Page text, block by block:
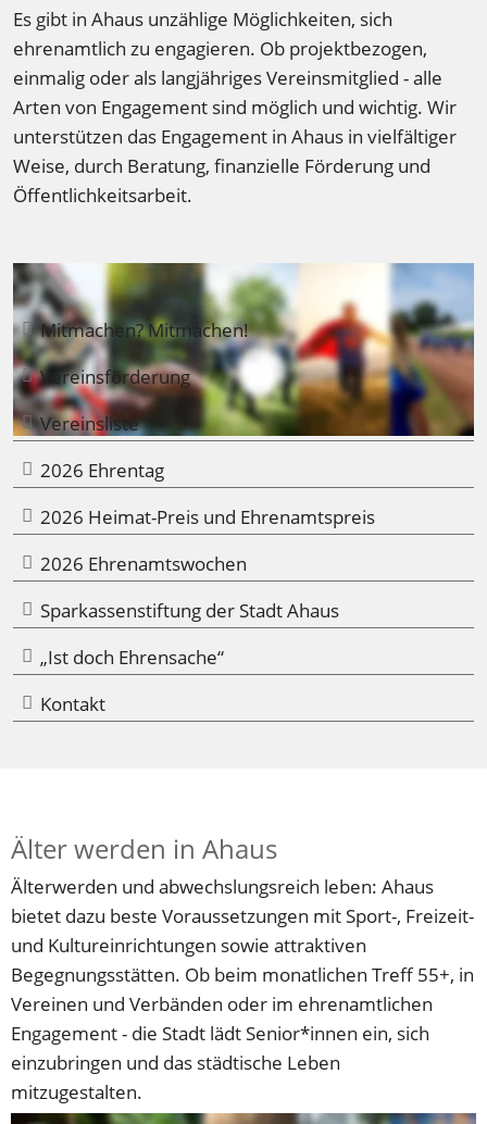
Es gibt in Ahaus unzählige Möglichkeiten, sich
ehrenamtlich zu engagieren. Ob projektbezogen,
einmalig oder als langjähriges Vereinsmitglied - alle
Arten von Engagement sind möglich und wichtig. Wir
unterstützen das Engagement in Ahaus in vielfältiger
Weise, durch Beratung, finanzielle Förderung und
Öffentlichkeitsarbeit.
Mitmachen? Mitmachen!
Vereinsförderung
Vereinsliste
2026 Ehrentag
2026 Heimat-Preis und Ehrenamtspreis
2026 Ehrenamtswochen
Sparkassenstiftung der Stadt Ahaus
„Ist doch Ehrensache“
Kontakt
Älter werden in Ahaus
Älterwerden und abwechslungsreich leben: Ahaus
bietet dazu beste Voraussetzungen mit Sport-, Freizeit-
und Kultureinrichtungen sowie attraktiven
Begegnungsstätten. Ob beim monatlichen Treff 55+, in
Vereinen und Verbänden oder im ehrenamtlichen
Engagement - die Stadt lädt Senior*innen ein, sich
einzubringen und das städtische Leben
mitzugestalten.